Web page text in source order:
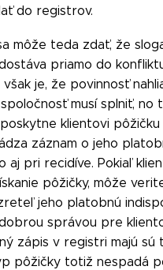
do registrov.
môže teda zdať, že
priamo do
je, že povinnosť
musí splniť, no
klientovi
záznam o jeho
aj pri recidíve. Pokiaľ
pôžičky, môže
jeho platobnú
správou pre
zápis v registri majú sú
pôžičky totiž nespadá